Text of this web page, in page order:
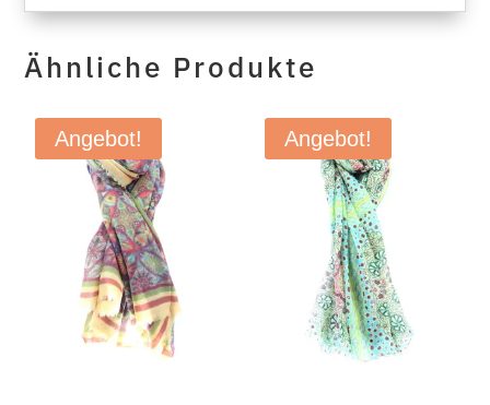
Ähnliche Produkte
Angebot! Angebot!